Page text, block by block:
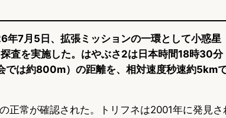
7月5日、拡張ミッションの一環として小惑星
査を実施した。はやぶさ2は日本時間18時30分
では約800m）の距離を、相対速度秒速約5km
正常が確認された。トリフネは2001年に発見さ